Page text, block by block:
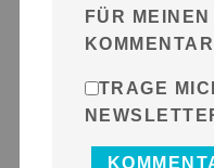
FÜR
TRAGE